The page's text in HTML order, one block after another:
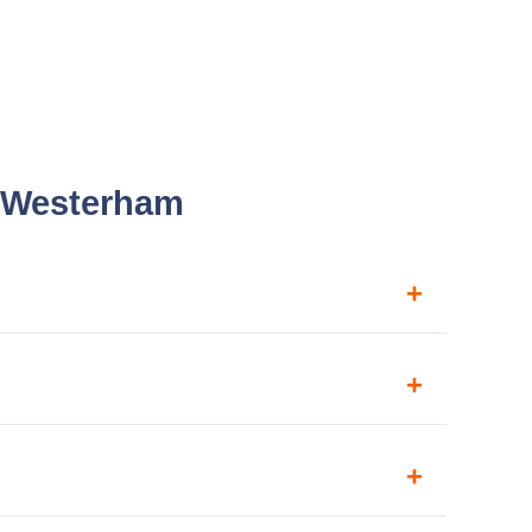
oben auf meiner Prioritätenliste.